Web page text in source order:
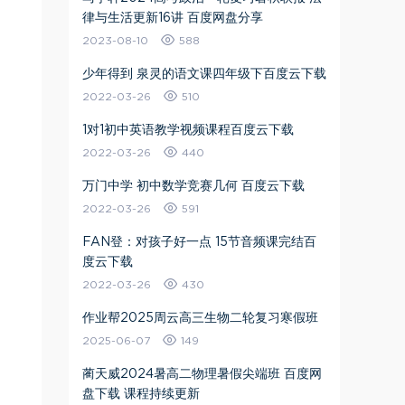
律与生活更新16讲 百度网盘分享
2023-08-10 588
少年得到 泉灵的语文课四年级下百度云下载
2022-03-26 510
1对1初中英语教学视频课程百度云下载
2022-03-26 440
万门中学 初中数学竞赛几何 百度云下载
2022-03-26 591
FAN登：对孩子好一点 15节音频课完结百
度云下载
2022-03-26 430
作业帮2025周云高三生物二轮复习寒假班
2025-06-07 149
蔺天威2024暑高二物理暑假尖端班 百度网
盘下载 课程持续更新